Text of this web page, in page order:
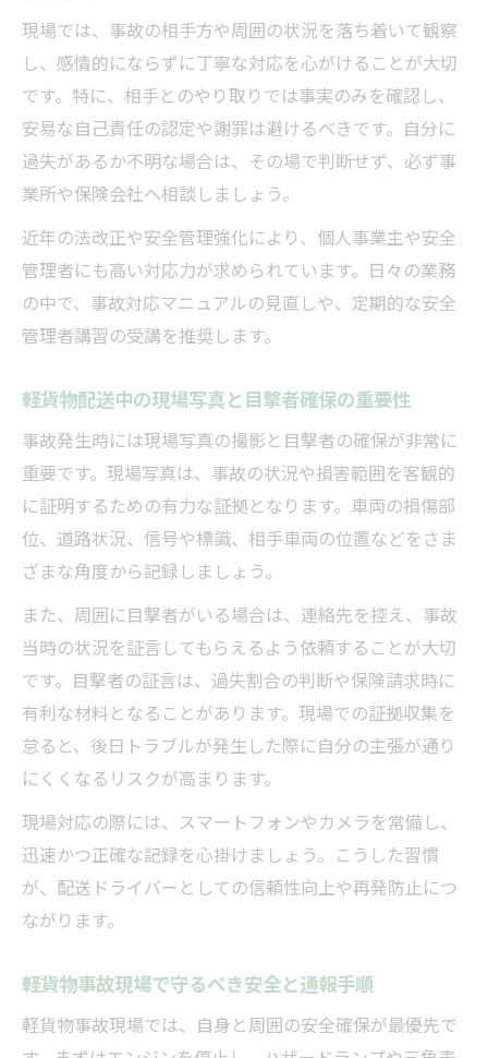
法律に基づく軽貨物事故時の責任分担の考
え方
軽貨物業務委託時の事故責任と契約のポイ
ント
最新法改正で押さえる軽貨物安全対策
軽貨物安全管理者届出の最新ルールと対応
個人事業主が守る軽貨物安全対策強化の要
軽貨物現場で必要な法改正対応マニュアル
安全管理者講習義務化と軽貨物事故防止の
実践
事故再発防止へ軽貨物現場の徹底ポイント
軽貨物事故再発防止策と現場での実践事例
軽貨物現場での安全点検と記録管理の重要
性
軽貨物配送で役立つ安全対策強化の習慣づ
け
事故記録の作成と軽貨物現場での保存義務
軽貨物運転者の指導と安全診断の徹底ポイ
ント
現場では、事故の相手方や周囲の状況を落ち着いて観察
し、感情的にならずに丁寧な対応を心がけることが大切
です。特に、相手とのやり取りでは事実のみを確認し、
安易な自己責任の認定や謝罪は避けるべきです。自分に
過失があるか不明な場合は、その場で判断せず、必ず事
業所や保険会社へ相談しましょう。
近年の法改正や安全管理強化により、個人事業主や安全
管理者にも高い対応力が求められています。日々の業務
の中で、事故対応マニュアルの見直しや、定期的な安全
管理者講習の受講を推奨します。
軽貨物配送中の現場写真と目撃者確保の重要性
事故発生時には現場写真の撮影と目撃者の確保が非常に
重要です。現場写真は、事故の状況や損害範囲を客観的
に証明するための有力な証拠となります。車両の損傷部
位、道路状況、信号や標識、相手車両の位置などをさま
ざまな角度から記録しましょう。
また、周囲に目撃者がいる場合は、連絡先を控え、事故
当時の状況を証言してもらえるよう依頼することが大切
です。目撃者の証言は、過失割合の判断や保険請求時に
有利な材料となることがあります。現場での証拠収集を
怠ると、後日トラブルが発生した際に自分の主張が通り
にくくなるリスクが高まります。
現場対応の際には、スマートフォンやカメラを常備し、
迅速かつ正確な記録を心掛けましょう。こうした習慣
が、配送ドライバーとしての信頼性向上や再発防止につ
ながります。
軽貨物事故現場で守るべき安全と通報手順
軽貨物事故現場では、自身と周囲の安全確保が最優先で